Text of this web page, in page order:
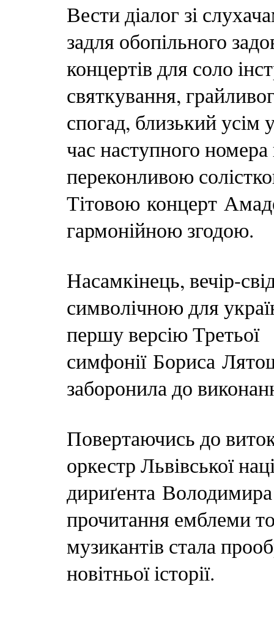
Вести діалог зі
задля обопільного
концертів для соло
святкування,
спогад, близький усім
час наступного
переконливою
Тітовою концерт
гармонійною згодою.
Насамкінець, вечір-
символічною для
першу версію Третьої
симфонії Бориса
заборонила до
Повертаючись до
оркестр Львівської
дириґента
прочитання емблеми
музикантів стала
новітньої історії.